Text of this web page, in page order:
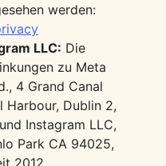
werden:
LLC: Die
zu Meta
4 Grand Canal
Harbour, Dublin 2,
Instagram LLC,
Park CA 94025,